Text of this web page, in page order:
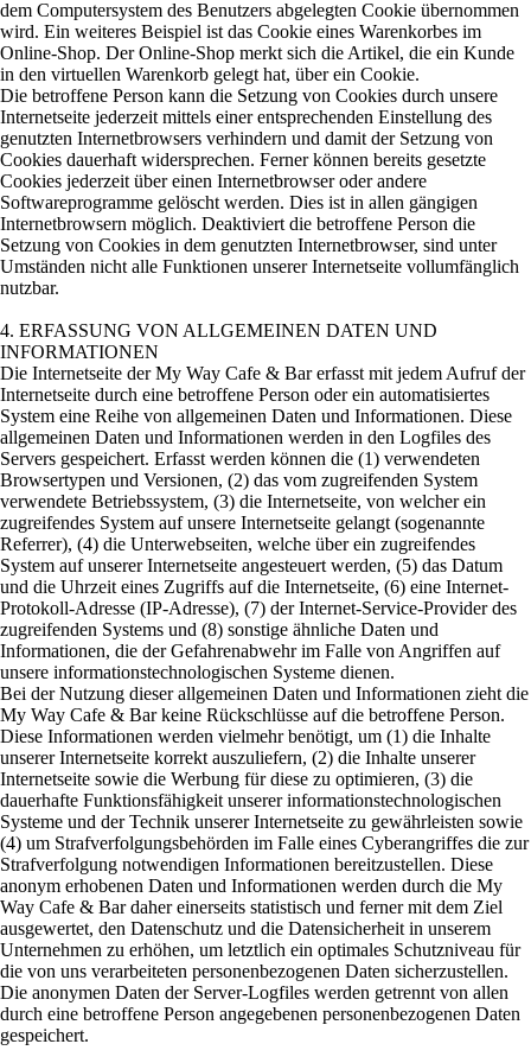
dem Computersystem des Benutzers abgelegten Cookie übernommen
wird. Ein weiteres Beispiel ist das Cookie eines Warenkorbes im
Online-Shop. Der Online-Shop merkt sich die Artikel, die ein Kunde
in den virtuellen Warenkorb gelegt hat, über ein Cookie.
Die betroffene Person kann die Setzung von Cookies durch unsere
Internetseite jederzeit mittels einer entsprechenden Einstellung des
genutzten Internetbrowsers verhindern und damit der Setzung von
Cookies dauerhaft widersprechen. Ferner können bereits gesetzte
Cookies jederzeit über einen Internetbrowser oder andere
Softwareprogramme gelöscht werden. Dies ist in allen gängigen
Internetbrowsern möglich. Deaktiviert die betroffene Person die
Setzung von Cookies in dem genutzten Internetbrowser, sind unter
Umständen nicht alle Funktionen unserer Internetseite vollumfänglich
nutzbar.
4. ERFASSUNG VON ALLGEMEINEN DATEN UND
INFORMATIONEN
Die Internetseite der My Way Cafe & Bar erfasst mit jedem Aufruf der
Internetseite durch eine betroffene Person oder ein automatisiertes
System eine Reihe von allgemeinen Daten und Informationen. Diese
allgemeinen Daten und Informationen werden in den Logfiles des
Servers gespeichert. Erfasst werden können die (1) verwendeten
Browsertypen und Versionen, (2) das vom zugreifenden System
verwendete Betriebssystem, (3) die Internetseite, von welcher ein
zugreifendes System auf unsere Internetseite gelangt (sogenannte
Referrer), (4) die Unterwebseiten, welche über ein zugreifendes
System auf unserer Internetseite angesteuert werden, (5) das Datum
und die Uhrzeit eines Zugriffs auf die Internetseite, (6) eine Internet-
Protokoll-Adresse (IP-Adresse), (7) der Internet-Service-Provider des
zugreifenden Systems und (8) sonstige ähnliche Daten und
Informationen, die der Gefahrenabwehr im Falle von Angriffen auf
unsere informationstechnologischen Systeme dienen.
Bei der Nutzung dieser allgemeinen Daten und Informationen zieht die
My Way Cafe & Bar keine Rückschlüsse auf die betroffene Person.
Diese Informationen werden vielmehr benötigt, um (1) die Inhalte
unserer Internetseite korrekt auszuliefern, (2) die Inhalte unserer
Internetseite sowie die Werbung für diese zu optimieren, (3) die
dauerhafte Funktionsfähigkeit unserer informationstechnologischen
Systeme und der Technik unserer Internetseite zu gewährleisten sowie
(4) um Strafverfolgungsbehörden im Falle eines Cyberangriffes die zur
Strafverfolgung notwendigen Informationen bereitzustellen. Diese
anonym erhobenen Daten und Informationen werden durch die My
Way Cafe & Bar daher einerseits statistisch und ferner mit dem Ziel
ausgewertet, den Datenschutz und die Datensicherheit in unserem
Unternehmen zu erhöhen, um letztlich ein optimales Schutzniveau für
die von uns verarbeiteten personenbezogenen Daten sicherzustellen.
Die anonymen Daten der Server-Logfiles werden getrennt von allen
durch eine betroffene Person angegebenen personenbezogenen Daten
gespeichert.